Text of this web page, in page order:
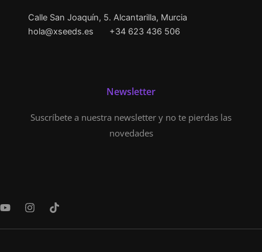
Calle San Joaquín, 5. Alcantarilla, Murcia
hola@xseeds.es
+34 623 436 506
Newsletter
Suscríbete a nuestra newsletter y no te pierdas las
novedades
Y
u
I
s
T
k